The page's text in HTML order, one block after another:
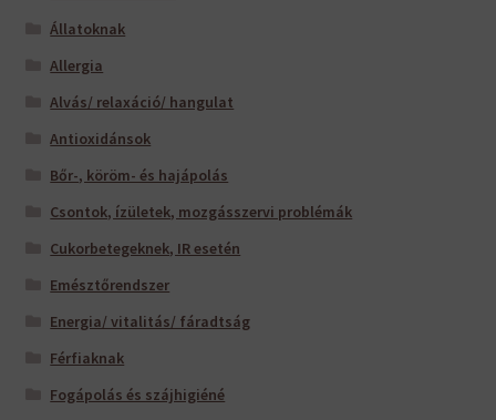
Állatoknak
Allergia
Alvás/ relaxáció/ hangulat
Antioxidánsok
Bőr-, köröm- és hajápolás
Csontok, ízületek, mozgásszervi problémák
Cukorbetegeknek, IR esetén
Emésztőrendszer
Energia/ vitalitás/ fáradtság
Férfiaknak
Fogápolás és szájhigiéné